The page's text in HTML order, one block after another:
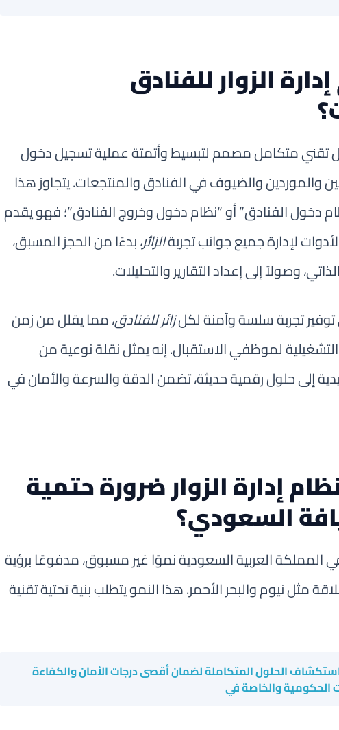
الزوار للفنادق
حل تقني متكامل مصمم لتبسيط وأتمتة عملية تسجيل دخول
والموردين والضيوف في الفنادق والمنتجعات. يتجاوز هذا
دخول الفنادق” أو “نظام دخول وخروج الفنادق”؛ فهو يقدم
لإدارة جميع جوانب تجربةالزائر، بدءًا من الحجز المسبق،
وصولاً إلى إعداد التقارير والتحليلات.
تجربة سلسة وآمنة لكلزائر للفنادق، مما يقلل من زمن
التشغيلية لموظفي الاستقبال. إنه يمثل نقلة نوعية من
إلى حلول رقمية حديثة، تضمن الدقة والسرعة والأمان في
إدارة الزوار ضرورة حتمية
السعودي؟
المملكة العربية السعودية نموًا غير مسبوق، مدفوعًا برؤية
مثل نيوم والبحر الأحمر. هذا النمو يتطلب بنية تحتية تقنية
استكشاف الحلول المتكاملة لضمان أقصى درجات الأمان والكفاءة
الحكومية والخاصة في